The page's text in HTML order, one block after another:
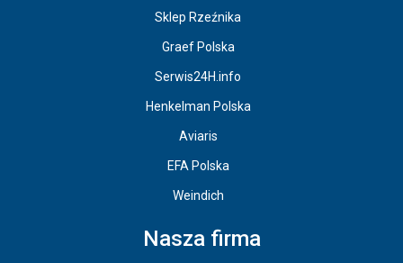
Sklep Rzeźnika
Graef Polska
Serwis24H.info
Henkelman Polska
Aviaris
EFA Polska
Weindich
Nasza firma